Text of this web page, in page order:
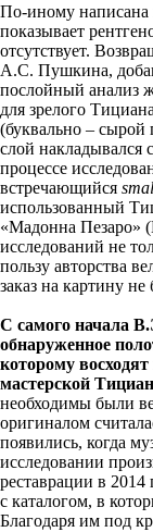
По-иному написана
показывает
отсутствует.
А.С. Пушкина,
послойный анализ
для зрелого
(буквально –
слой накладывался
процессе
встречающийся
использованный
«Мадонна Пезаро»
исследований не
пользу авторства
заказ на картину
С самого начала
обнаруженное
которому
мастерской
необходимы были
оригиналом
появились, когда
исследовании
реставрации в 2014
с каталогом, в
Благодаря им под